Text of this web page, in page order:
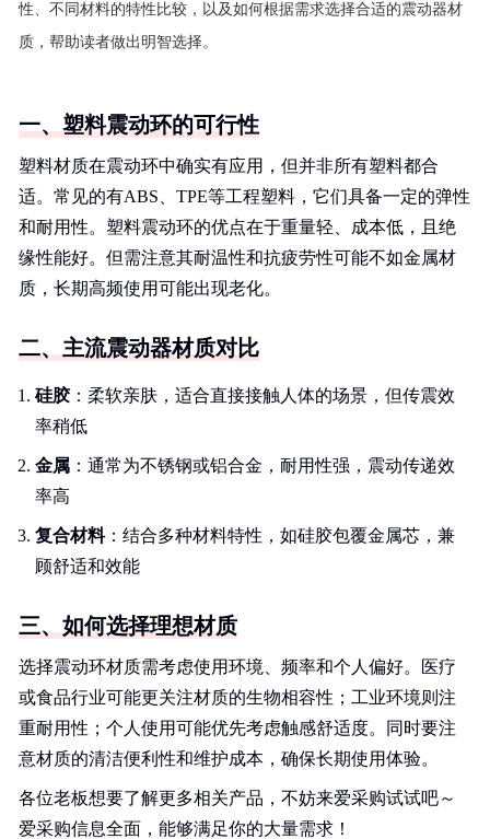
性、不同材料的特性比较，以及如何根据需求选择合适的震动器材
质，帮助读者做出明智选择。
一、塑料震动环的可行性
塑料材质在震动环中确实有应用，但并非所有塑料都合
适。常见的有ABS、TPE等工程塑料，它们具备一定的弹性
和耐用性。塑料震动环的优点在于重量轻、成本低，且绝
缘性能好。但需注意其耐温性和抗疲劳性可能不如金属材
质，长期高频使用可能出现老化。
二、主流震动器材质对比
硅胶：柔软亲肤，适合直接接触人体的场景，但传震效
率稍低
金属 ：通常为不锈钢或铝合金，耐用性强，震动传递效
率高
复合材料：结合多种材料特性，如硅胶包覆金属芯，兼
顾舒适和效能
三、如何选择理想材质
选择震动环材质需考虑使用环境、频率和个人偏好。医疗
或食品行业可能更关注材质的生物相容性；工业环境则注
重耐用性；个人使用可能优先考虑触感舒适度。同时要注
意材质的清洁便利性和维护成本，确保长期使用体验。
各位老板想要了解更多相关产品，不妨来爱采购试试吧～
爱采购信息全面，能够满足你的大量需求！